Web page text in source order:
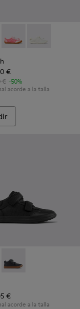
de piel y nobuk
- K800691-002 -
Peu Path - K800691-
Peu Path -
€
€ -50%
acorde a la talla
de piel para
- K900197-001 -
Pursuit - K900197-
€
acorde a la talla